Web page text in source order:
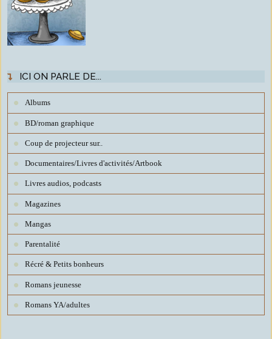
ICI ON PARLE DE...
Albums
BD/roman graphique
Coup de projecteur sur..
Documentaires/Livres d'activités/Artbook
Livres audios, podcasts
Magazines
Mangas
Parentalité
Récré & Petits bonheurs
Romans jeunesse
Romans YA/adultes